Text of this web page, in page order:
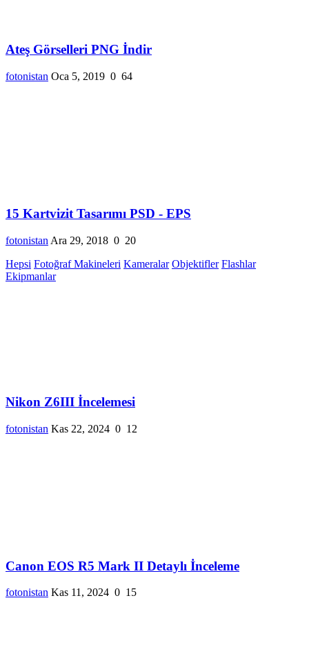
Ateş Görselleri PNG İndir
fotonistan Oca 5, 2019 0 64
15 Kartvizit Tasarımı PSD - EPS
fotonistan Ara 29, 2018 0 20
Hepsi Fotoğraf Makineleri Kameralar Objektifler Flashlar
Ekipmanlar
Nikon Z6III İncelemesi
fotonistan Kas 22, 2024 0 12
Canon EOS R5 Mark II Detaylı İnceleme
fotonistan Kas 11, 2024 0 15